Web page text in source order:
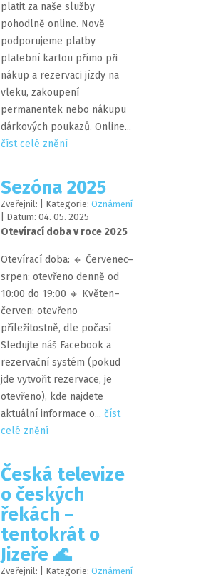
platit za naše služby
pohodlně online. Nově
podporujeme platby
platební kartou přímo při
nákup a rezervaci jízdy na
vleku, zakoupení
permanentek nebo nákupu
dárkových poukazů. Online...
číst celé znění
Sezóna 2025
Zveřejnil: | Kategorie: Oznámení
| Datum: 04. 05. 2025
Otevírací doba v roce 2025
Otevírací doba: 🔸 Červenec–
srpen: otevřeno denně od
10:00 do 19:00 🔸 Květen–
červen: otevřeno
příležitostně, dle počasí
Sledujte náš Facebook a
rezervační systém (pokud
jde vytvořit rezervace, je
otevřeno), kde najdete
aktuální informace o... číst
celé znění
Česká televize
o českých
řekách –
tentokrát o
Jizeře ️‍🌊
Zveřejnil: | Kategorie: Oznámení